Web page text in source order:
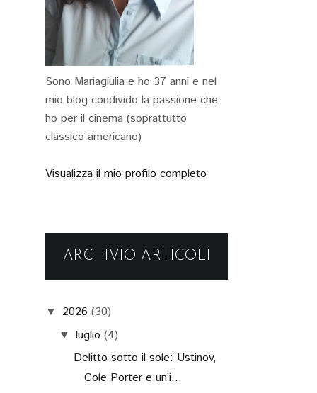
Sono Mariagiulia e ho 37 anni e nel
mio blog condivido la passione che
ho per il cinema (soprattutto
classico americano)
Visualizza il mio profilo completo
ARCHIVIO ARTICOLI
▼ 2026 (30)
▼ luglio (4)
Delitto sotto il sole: Ustinov,
Cole Porter e un’i...